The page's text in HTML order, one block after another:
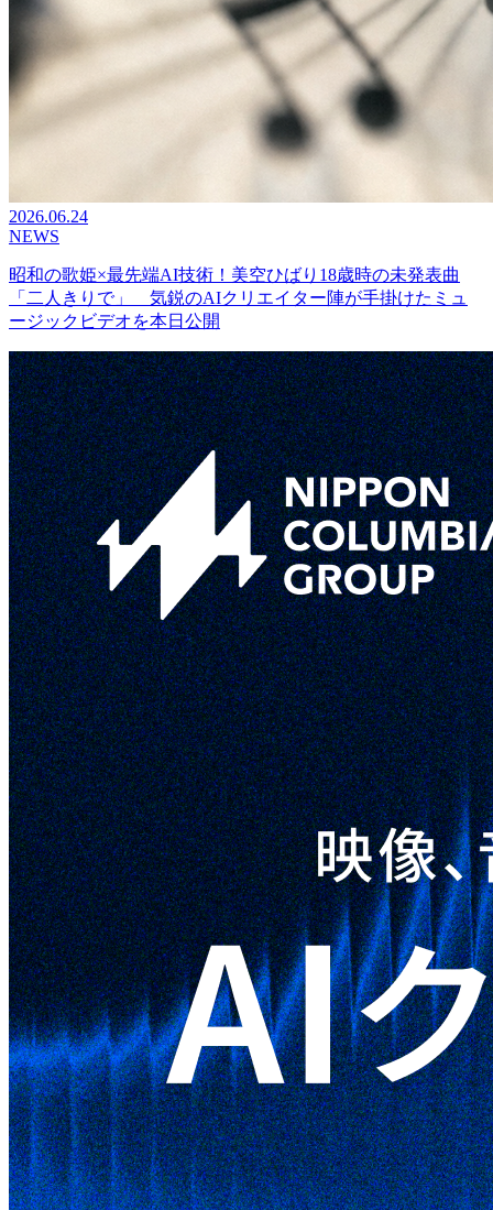
2026.06.24
NEWS
昭和の歌姫×最先端AI技術！美空ひばり18歳時の未発表曲
「二人きりで」 気鋭のAIクリエイター陣が手掛けたミュ
ージックビデオを本日公開